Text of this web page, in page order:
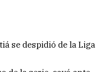
se despidió de la Liga